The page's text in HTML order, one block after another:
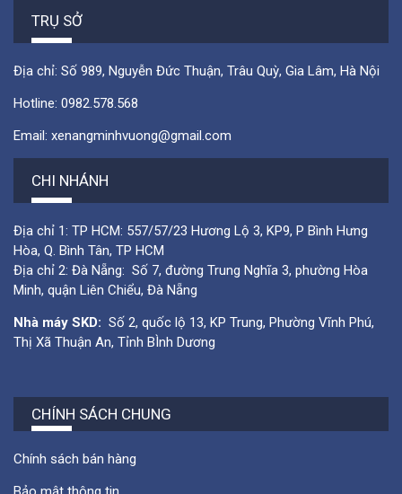
TRỤ SỞ
Địa chỉ: Số 989, Nguyễn Đức Thuận, Trâu Quỳ, Gia Lâm, Hà Nội
Hotline: 0982.578.568
Email: xenangminhvuong@gmail.com
CHI NHÁNH
Địa chỉ 1: TP HCM: 557/57/23 Hương Lộ 3, KP9, P Bình Hưng
Hòa, Q. Bình Tân, TP HCM
Địa chỉ 2: Đà Nẵng: Số 7, đường Trung Nghĩa 3, phường Hòa
Minh, quận Liên Chiểu, Đà Nẵng
Nhà máy SKD: Số 2, quốc lộ 13, KP Trung, Phường Vĩnh Phú,
Thị Xã Thuận An, Tỉnh BÌnh Dương
CHÍNH SÁCH CHUNG
Chính sách bán hàng